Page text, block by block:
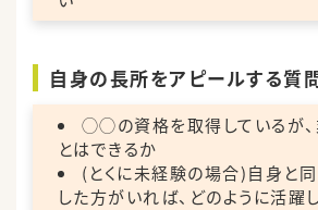
自身の長所をアピールする質
◯◯の資格を取得しているが
とはできるか
(とくに未経験の場合)自身と
した方がいれば、どのように活躍